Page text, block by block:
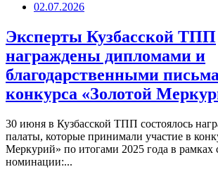
02.07.2026
Эксперты Кузбасской ТПП
награждены дипломами и
благодарственными
конкурса «Золотой
30 июня в Кузбасской ТПП состоялось
палаты, которые принимали участие в
Меркурий» по итогами 2025 года в рамках
номинации:...